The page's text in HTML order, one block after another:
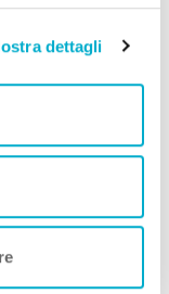
dettagli